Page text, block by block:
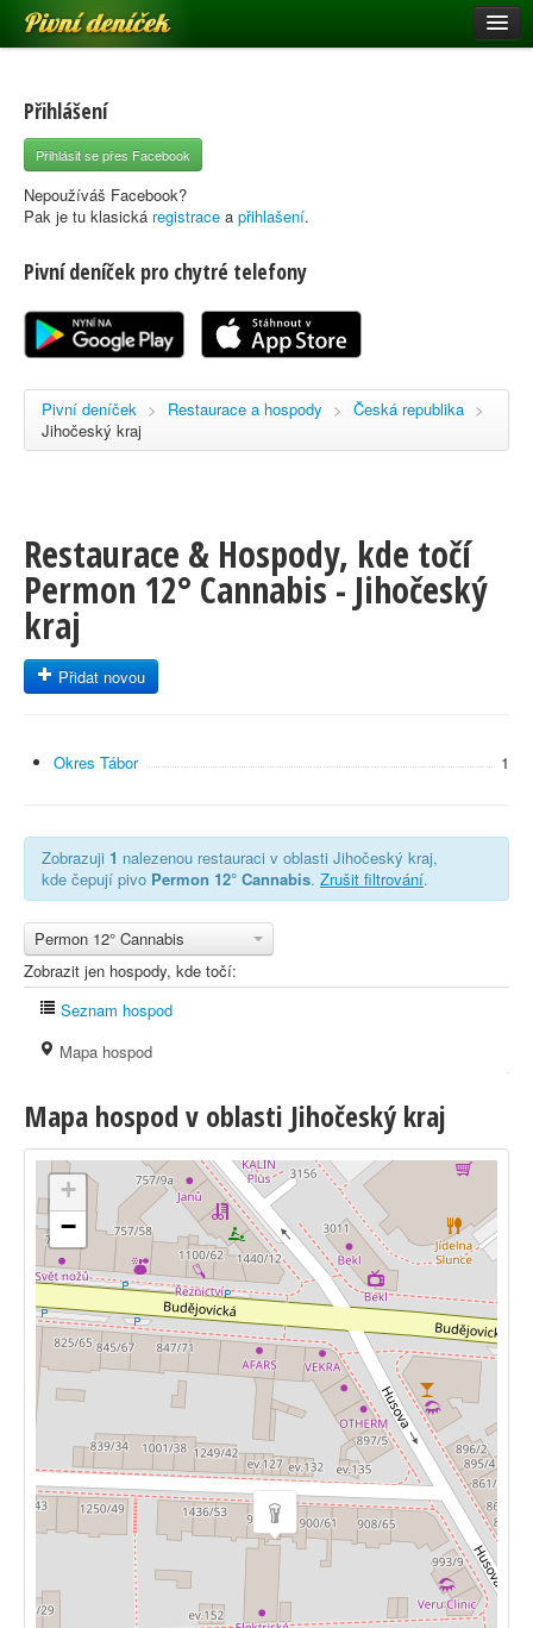
Pivní deníček
Pivní mapa
Pivní značky
Nápověda
Registrace
Přihlášení
Přihlásit se přes Facebook
Nepoužíváš Facebook?
Pak je tu klasická registrace a přihlašení.
Pivní deníček pro chytré telefony
Pivní deníček > Restaurace a hospody > Česká republika >
Jihočeský kraj
Restaurace & Hospody, kde točí
Permon 12° Cannabis - Jihočeský
kraj
Přidat novou
Okres Tábor 1
Zobrazuji 1 nalezenou restauraci v oblasti Jihočeský kraj,
kde čepují pivo Permon 12° Cannabis. Zrušit filtrování.
Permon 12° Cannabis
Zobrazit jen hospody, kde točí:
Seznam hospod
Mapa hospod
Mapa hospod v oblasti Jihočeský kraj
+
−